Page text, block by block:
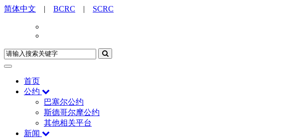
简体中文 | BCRC | SCRC
首页
公约
巴塞尔公约
斯德哥尔摩公约
其他相关平台
新闻